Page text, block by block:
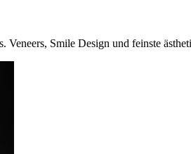
Smile Design und feinste